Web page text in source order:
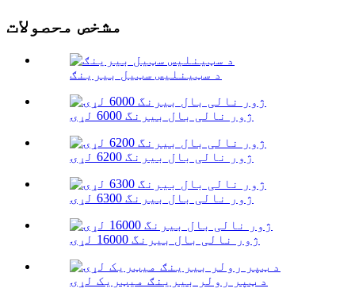
مشخص محصولات
د سټینلیس سټیل بیرینګ
ژور نالی بال بیرنگ 6000 لړۍ
ژور نالی بال بیرنگ 6200 لړۍ
ژور نالی بال بیرنگ 6300 لړۍ
ژور نالی بال بیرنگ 16000 لړۍ
د ټپر رولر بیرینګ میټریک لړۍ